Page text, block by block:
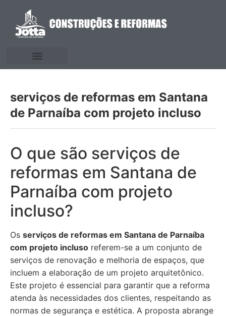
serviços de reformas em Santana
de Parnaíba com projeto incluso
O que são serviços de
reformas em Santana de
Parnaíba com projeto
incluso?
Os serviços de reformas em Santana de Parnaíba
com projeto incluso referem-se a um conjunto de
serviços de renovação e melhoria de espaços, que
incluem a elaboração de um projeto arquitetônico.
Este projeto é essencial para garantir que a reforma
atenda às necessidades dos clientes, respeitando as
normas de segurança e estética. A proposta abrange